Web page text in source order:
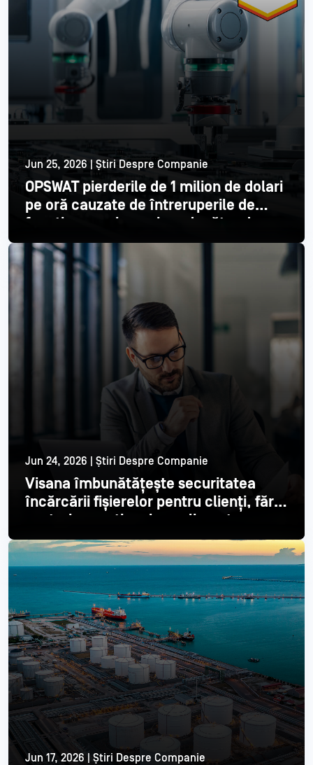
Jun 25, 2026 | Știri Despre Companie
OPSWAT pierderile de 1 milion de dolari
pe oră cauzate de întreruperile de
funcționare ale unui producător de
semiconductori din top 3
Citește mai mult
Jun 24, 2026 | Știri Despre Companie
Visana îmbunătățește securitatea
încărcării fișierelor pentru clienți, fără
costuri operaționale suplimentare
Citește mai mult
Jun 17, 2026 | Știri Despre Companie